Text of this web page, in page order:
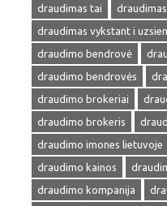
draudimas tai
draudimas vykstant i
draudimo bendrovė
draudimo bendrovės
draudimo brokeriai
draudimo brokeris
draudimo imones lietuvoje
draudimo kainos
draudimo kompanija